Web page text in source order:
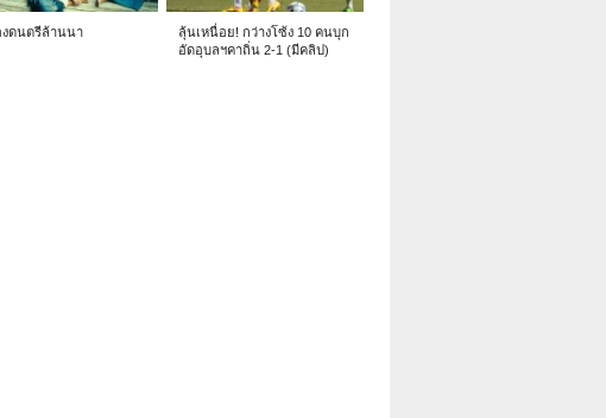
งดนตรีล้านนา
ลุ้นเหนื่อย! กว่างโซ้ง 10 คนบุก
อัดอุบลฯคาถิ่น 2-1 (มีคลิป)